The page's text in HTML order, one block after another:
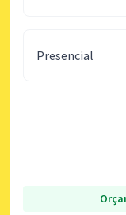
Presencial